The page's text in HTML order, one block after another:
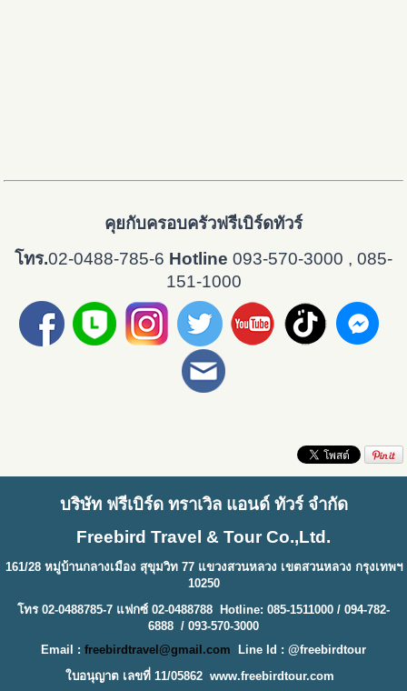
คุยกับครอบครัวฟรีเบิร์ดทัวร์
โทร.02-0488-785-6 Hotline 093-570-3000 , 085-
151-1000
บริษัท ฟรีเบิร์ด ทราเวิล แอนด์ ทัวร์ จำกัด
Freebird Travel & Tour Co.,Ltd.
161/28 หมู่บ้านกลางเมือง สุขุมวิท 77 แขวงสวนหลวง เขตสวนหลวง กรุงเทพฯ
10250
โทร 02-0488785-7 แฟกซ์ 02-0488788 Hotline: 085-1511000 / 094-782-
6888 / 093-570-3000
Email : freebirdtravel@gmail.com
Line Id : @freebirdtour
ใบอนุญาต เลขที่ 11/05862 www.freebirdtour.com